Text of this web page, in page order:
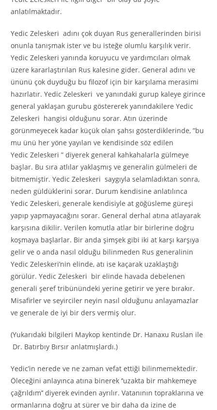
anlatılmaktadır.
Yedic Zeleskeri adını çok duyan Rus generallerinden birisi
onunla tanışmak ister ve bu isteğe olumlu karşılık verir.
Yedic Zeleskeri yanında koruyucu ve yardımcıları olmak
üzere kararlaştırılan Rus kalesine gider. General adını ve
ününü çok duyduğu bu filozof için bir karşılama merasimi
hazırlatır. Yedic Zeleskeri ve yanındaki gurup kaleye girince
general yaklaşan gurubu göstererek yanındakilere Yedic
Zeleskeri hangisi olduğunu sorar. Atın üzerinde
görünmeyecek kadar küçük olan şahsı gösterdiklerinde, ”bu
mu ünü her yöne yayılan ve kendisinde söz edilen
Yedic Zeleskeri ” diyerek general kahkahalarla gülmeye
başlar. Bu sıra atlılar yaklaşmış ve generalin gülmeleri de
bitmemiştir. Yedic Zeleskeri saygıyla selamladıktan sonra,
neden güldüklerini sorar. Durum kendisine anlatılınca
Yedic Zeleskeri, generale kendisiyle at göğüsleme güreşi
yapıp yapmayacağını sorar. General derhal atına atlayarak
karşısına dikilir. Verilen komutla atlar bir birlerine doğru
koşmaya başlarlar. Bir anda şimşek gibi iki at karşı karşıya
gelir ve o anda nasıl olduğu bilinmeden Rus generalinin
Yedic Zeleskeri’nin elinde, atı ise kaçarak uzaklaştığı
görülür. Yedic Zeleskeri bir elinde havada debelenen
generali şeref tribünündeki yerine getirir ve yere bırakır.
Misafirler ve seyirciler neyin nasıl olduğunu anlayamazlar
ve generale de iyi bir ders vermiş olur.
(Yukarıdaki bilgileri Maykop kentinde Dr. Hanaxu Ruslan ile
Dr. Batırbıy Bırsır anlatmışlardı.)
Yedic’in nerede ve ne zaman vefat ettiği bilinmemektedir.
Öleceğini anlayınca atına binerek ‘’uzakta bir mahkemeye
çağrıldım’’ diyerek evinden ayrılır. Vatanının topraklarına ve
ormanlarına doğru at sürer ve bir daha da izine de